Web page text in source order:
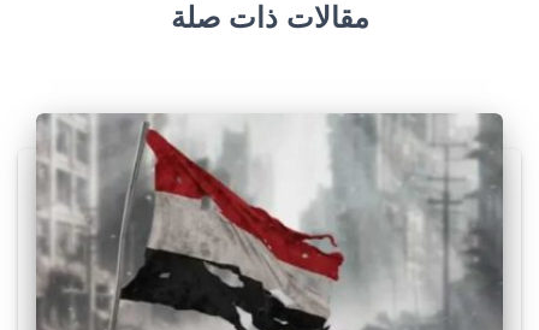
مقالات ذات صلة